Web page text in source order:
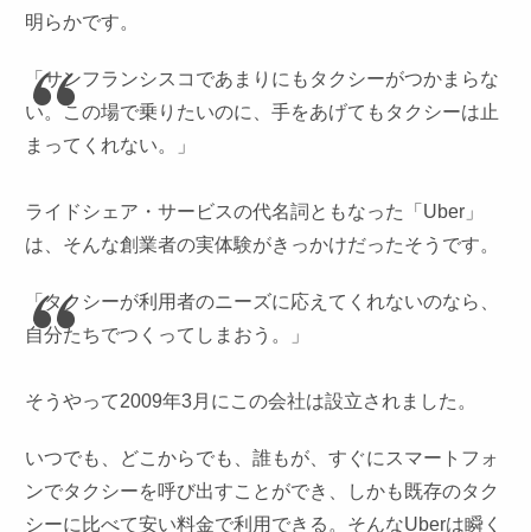
明らかです。
「サンフランシスコであまりにもタクシーがつかまらな
い。この場で乗りたいのに、手をあげてもタクシーは止
まってくれない。」
ライドシェア・サービスの代名詞ともなった「Uber」
は、そんな創業者の実体験がきっかけだったそうです。
「タクシーが利用者のニーズに応えてくれないのなら、
自分たちでつくってしまおう。」
そうやって2009年3月にこの会社は設立されました。
いつでも、どこからでも、誰もが、すぐにスマートフォ
ンでタクシーを呼び出すことができ、しかも既存のタク
シーに比べて安い料金で利用できる。そんなUberは瞬く